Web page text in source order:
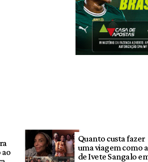
ao
Quanto custa fazer
uma viagem como a
de Ivete Sangalo